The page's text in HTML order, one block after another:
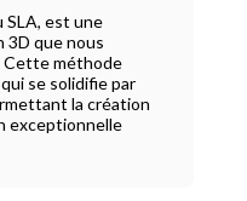
SLA, est une
3D que nous
Cette méthode
se solidifie par
la création
exceptionnelle